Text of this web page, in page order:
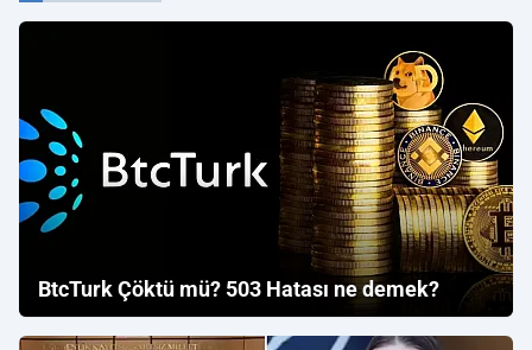
BtcTurk Çöktü mü? 503 Hatası ne demek?